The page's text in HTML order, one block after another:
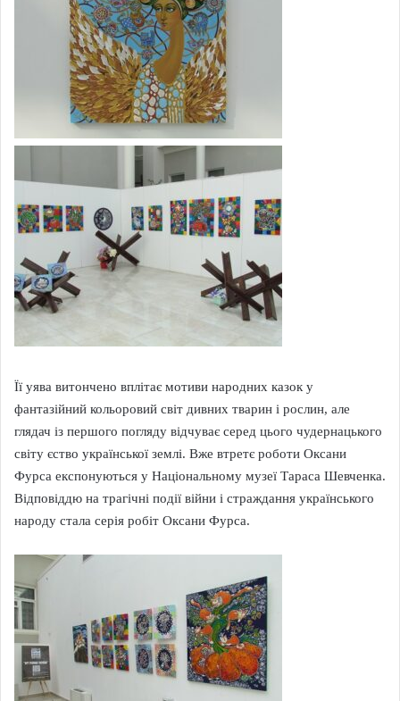
Її уява витончено вплітає мотиви народних казок у
фантазійний кольоровий світ дивних тварин і рослин, але
глядач із першого погляду відчуває серед цього чудернацького
світу єство української землі. Вже втретє роботи Оксани
Фурса експонуються у Національному музеї Тараса Шевченка.
Відповіддю на трагічні події війни і страждання українського
народу стала серія робіт Оксани Фурса.